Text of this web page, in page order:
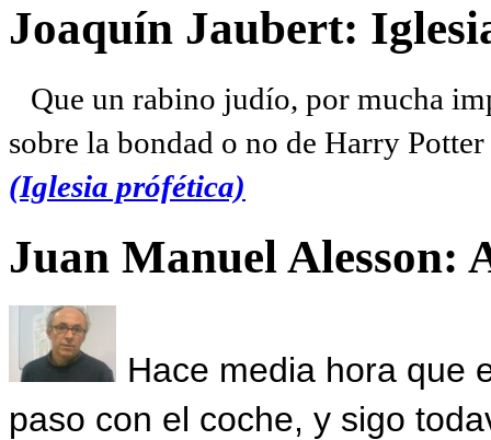
Joaquín Jaubert:
Que un rabino judío, por mucha
sobre la bondad o no de Harry
(Iglesia prófética)
Juan Manuel Alesson:
Hace media hora que
paso con el coche, y sigo